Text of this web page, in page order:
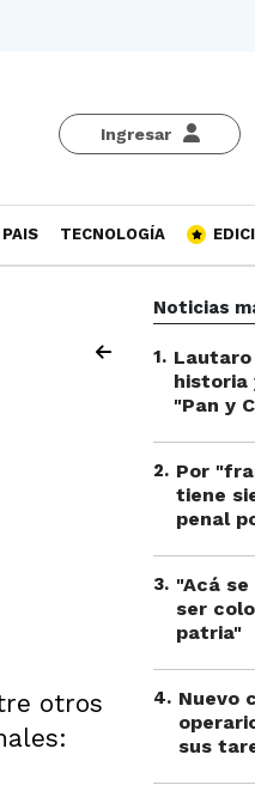
Ingresar
PAIS TECNOLOGÍA
otros
Noticias
1.
historia
"Pan y
2. Por
tiene
penal
3. "Acá
ser
patria"
4. Nuevo
sus